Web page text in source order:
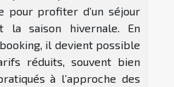
pour profiter d’un séjour
la saison hivernale. En
il devient possible
réduits, souvent bien
à l’approche des